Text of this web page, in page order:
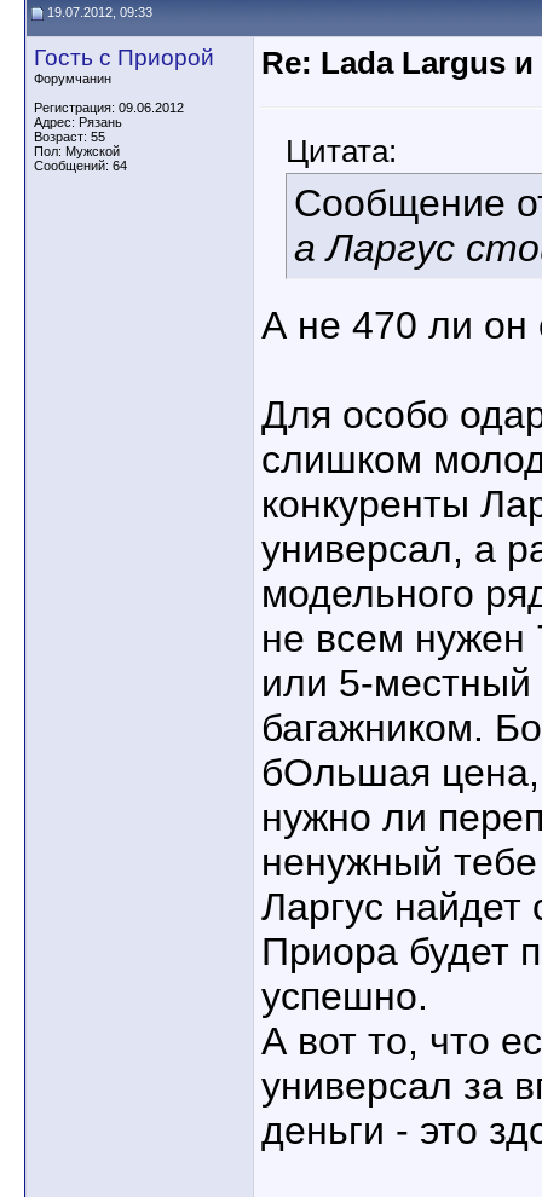
19.07.2012, 09:33
Гость с Приорой
Форумчанин
Регистрация: 09.06.2012
Адрес: Рязань
Возраст: 55
Пол: Мужской
Сообщений: 64
Re: Lada Largus
Цитата:
Сообщение
а Ларгус
А не 470 ли он
Для особо
слишком
конкуренты
универсал, а
модельного
не всем нужен
или 5-
багажником.
бОльшая
нужно ли
ненужный
Ларгус найдет
Приора будет
успешно.
А вот то, что
универсал за
деньги - это